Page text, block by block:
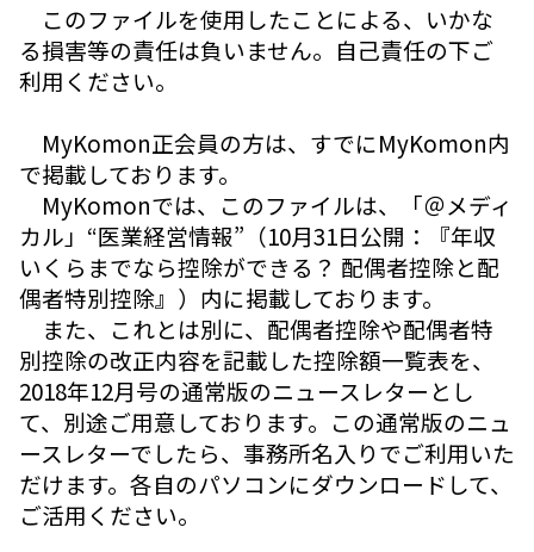
このファイルを使用したことによる、いかな
る損害等の責任は負いません。自己責任の下ご
利用ください。
MyKomon正会員の方は、すでにMyKomon内
で掲載しております。
MyKomonでは、このファイルは、「＠メディ
カル」“医業経営情報”（10月31日公開：『年収
いくらまでなら控除ができる？ 配偶者控除と配
偶者特別控除』）内に掲載しております。
また、これとは別に、配偶者控除や配偶者特
別控除の改正内容を記載した控除額一覧表を、
2018年12月号の通常版のニュースレターとし
て、別途ご用意しております。この通常版のニュ
ースレターでしたら、事務所名入りでご利用いた
だけます。各自のパソコンにダウンロードして、
ご活用ください。